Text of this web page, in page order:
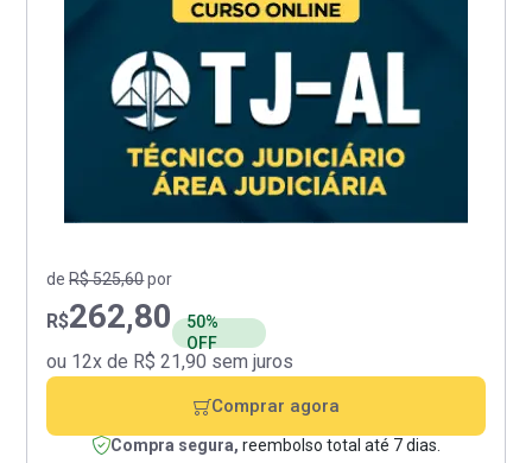
deR$ 525,60por
R$262,80
50%
OFF
ou 12x de R$ 21,90 sem juros
Comprar agora
Compra segura, reembolso total até 7 dias.